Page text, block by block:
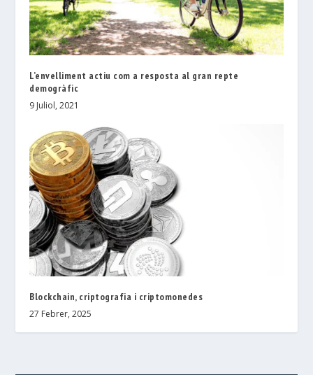
L’envelliment actiu com a resposta al gran repte
demogràfic
9 Juliol, 2021
Blockchain, criptografia i criptomonedes
27 Febrer, 2025